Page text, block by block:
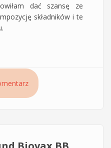
dać szansę ze
składników i te
olejek do włosów babuszki
nasionami kminku i